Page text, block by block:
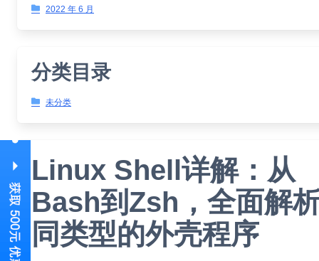
2022 年 6 月
分类目录
未分类
Linux Shell详解：从
Bash到Zsh，全面解
同类型的外壳程序